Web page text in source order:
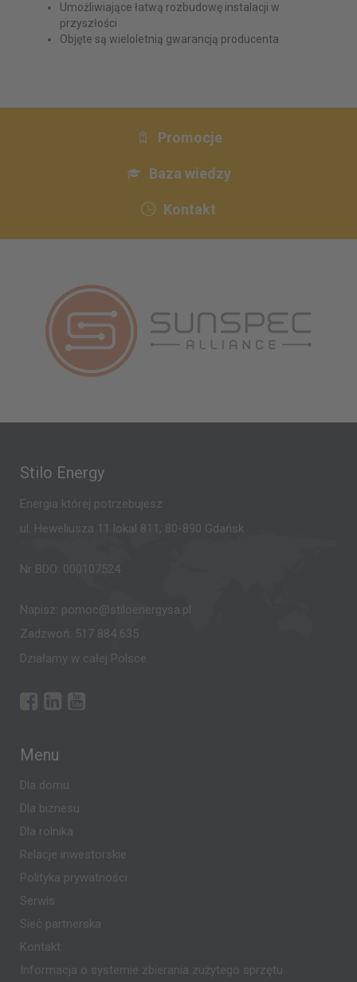
Umożliwiające łatwą rozbudowę instalacji w
przyszłości
Objęte są wieloletnią gwarancją producenta
Promocje
Baza wiedzy
Kontakt
Stilo Energy
Energia której potrzebujesz
ul. Heweliusza 11 lokal 811, 80-890 Gdańsk
Nr BDO: 000107524
Napisz: pomoc@stiloenergysa.pl
Zadzwoń: 517 884 635
Działamy w całej Polsce.
Menu
Dla domu
Dla biznesu
Dla rolnika
Relacje inwestorskie
Polityka prywatności
Serwis
Sieć partnerska
Kontakt
Informacja o systemie zbierania zużytego sprzętu